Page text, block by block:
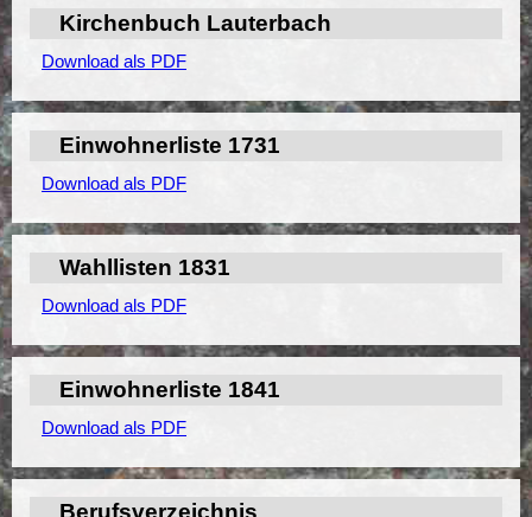
Kirchenbuch Lauterbach
Download als PDF
Einwohnerliste 1731
Download als PDF
Wahllisten 1831
Download als PDF
Einwohnerliste 1841
Download als PDF
Berufsverzeichnis